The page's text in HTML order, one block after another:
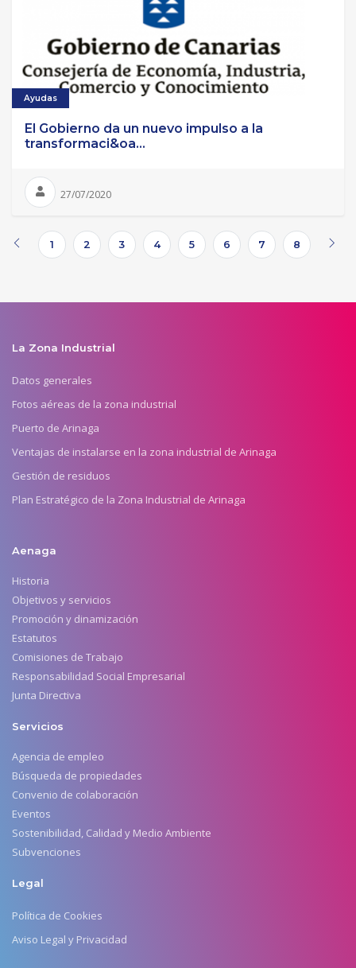
Ayudas
El Gobierno da un nuevo impulso a la
transformaci&oa...
27/07/2020
1 2 3 4 5 6 7 8
La Zona Industrial
Datos generales
Fotos aéreas de la zona industrial
Puerto de Arinaga
Ventajas de instalarse en la zona industrial de Arinaga
Gestión de residuos
Plan Estratégico de la Zona Industrial de Arinaga
Aenaga
Historia
Objetivos y servicios
Promoción y dinamización
Estatutos
Comisiones de Trabajo
Responsabilidad Social Empresarial
Junta Directiva
Servicios
Agencia de empleo
Búsqueda de propiedades
Convenio de colaboración
Eventos
Sostenibilidad, Calidad y Medio Ambiente
Subvenciones
Legal
Política de Cookies
Aviso Legal y Privacidad